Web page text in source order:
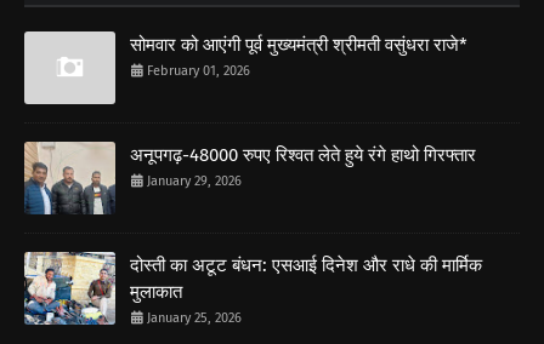
सोमवार को आएंगी पूर्व मुख्यमंत्री श्रीमती वसुंधरा राजे*
February 01, 2026
अनूपगढ़-48000 रुपए रिश्वत लेते हुये रंगे हाथो गिरफ्तार
January 29, 2026
दोस्ती का अटूट बंधन: एसआई दिनेश और राधे की मार्मिक
मुलाकात
January 25, 2026